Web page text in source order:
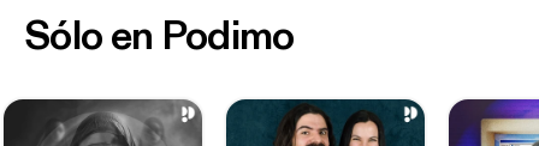
Sólo en Podimo